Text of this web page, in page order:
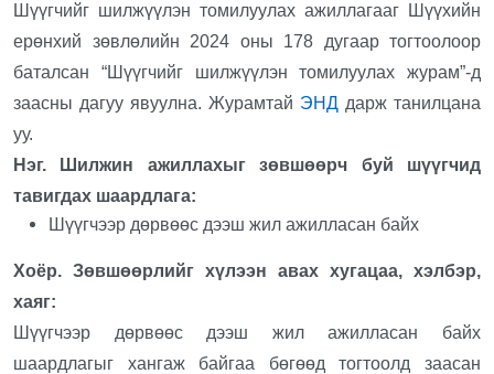
Шүүгчийг шилжүүлэн томилуулах ажиллагааг Шүүхийн
ерөнхий зөвлөлийн 2024 оны 178 дугаар тогтоолоор
баталсан “Шүүгчийг шилжүүлэн томилуулах журам”-д
заасны дагуу явуулна. Журамтай ЭНД дарж танилцана
уу.
Нэг. Шилжин ажиллахыг зөвшөөрч буй шүүгчид
тавигдах шаардлага:
Шүүгчээр дөрвөөс дээш жил ажилласан байх
Хоёр. Зөвшөөрлийг хүлээн авах хугацаа, хэлбэр,
хаяг:
Шүүгчээр дөрвөөс дээш жил ажилласан байх
шаардлагыг хангаж байгаа бөгөөд тогтоолд заасан